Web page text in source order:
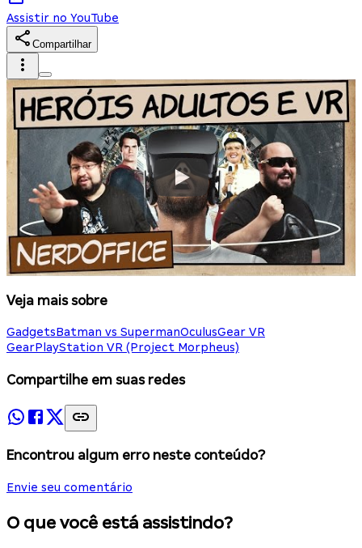
Assistir no YouTube
Compartilhar
Veja mais sobre
GadgetsBatman vs SupermanOculusGear VR
GearPlayStation VR (Project Morpheus)
Compartilhe em suas redes
Encontrou algum erro neste conteúdo?
Envie seu comentário
O que você está assistindo?